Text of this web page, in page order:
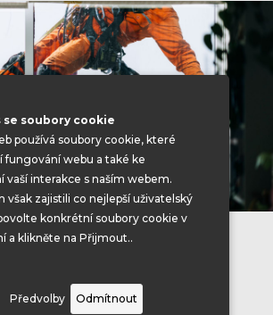
se soubory cookie
používá soubory cookie, které
fungování webu a také ke
vaší interakce s naším webem.
však zajistili co nejlepší uživatelský
konkrétní soubory cookie v
a klikněte na Přijmout..
Předvolby Odmítnout